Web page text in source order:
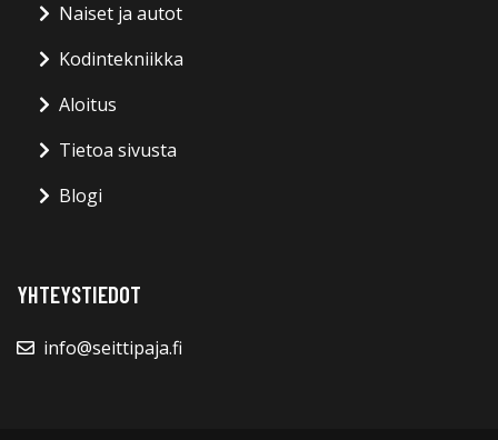
Naiset ja autot
Kodintekniikka
Aloitus
Tietoa sivusta
Blogi
YHTEYSTIEDOT
info@seittipaja.fi